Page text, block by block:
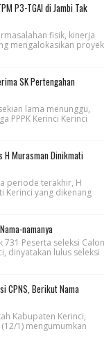
P3-TGAI di Jambi Tak
fisik, kinerja
mengalokasikan proyek
SK Pertengahan
lama menunggu,
PPPK Kerinci Kerinci
H Murasman Dinikmati
periode terakhir, H
Kerinci yang dikenang
namanya
731 Peserta seleksi Calon
dinyatakan lulus seleksi
CPNS, Berikut Nama
Kabupaten Kerinci,
1) mengumumkan